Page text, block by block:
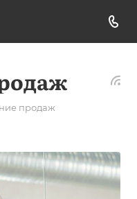
продаж